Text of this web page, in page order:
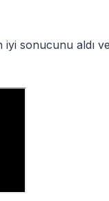
iyi sonucunu aldı